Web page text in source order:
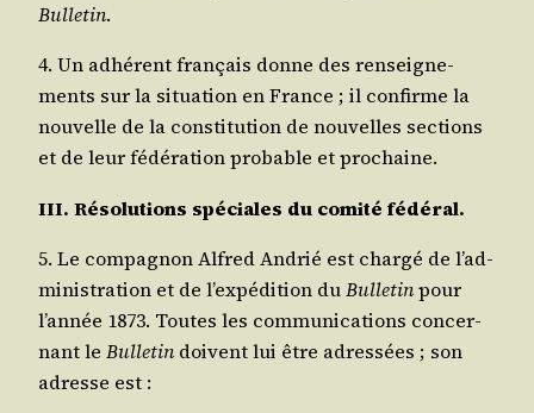
Bul­le­tin.
4. Un adhé­rent fran­çais donne des ren­sei­gne­
ments sur la situa­tion en France ; il confirme la
nou­velle de la consti­tu­tion de nou­velles sec­tions
et de leur fédé­ra­tion pro­bable et prochaine.
III. Réso­lu­tions spé­ciales du comi­té fédéral.
5. Le com­pa­gnon Alfred Andrié est char­gé de l’ad­
mi­nis­tra­tion et de l’ex­pé­di­tion duBul­le­tinpour
l’an­née 1873. Toutes les com­mu­ni­ca­tions concer­
nant le Bul­le­tin doivent lui être adres­sées ; son
adresse est :